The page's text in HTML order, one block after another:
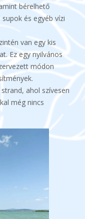
bérelhető
és egyéb vízi
van egy kis
Ez egy nyilvános
módon
ahol szívesen
még nincs